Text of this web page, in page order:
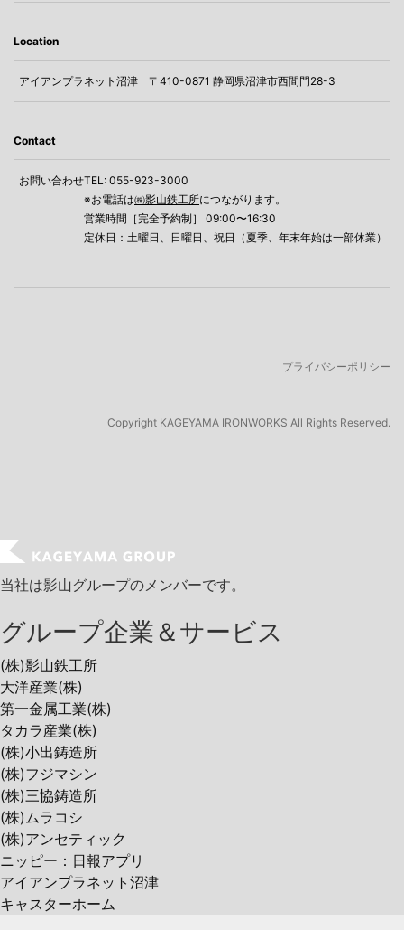
Location
アイアンプラネット沼津 〒410-0871 静岡県沼津市西間門28-3
Contact
お問い合わせTEL: 055-923-3000
※お電話は㈱影山鉄工所につながります。
営業時間［完全予約制］ 09:00〜16:30
定休日：土曜日、日曜日、祝日（夏季、年末年始は一部休業）
プライバシーポリシー
Copyright KAGEYAMA IRONWORKS All Rights Reserved.
当社は影山グループのメンバーです。
グループ企業＆サービス
(株)影山鉄工所
大洋産業(株)
第一金属工業(株)
タカラ産業(株)
(株)小出鋳造所
(株)フジマシン
(株)三協鋳造所
(株)ムラコシ
(株)アンセティック
ニッピー：日報アプリ
アイアンプラネット沼津
キャスターホーム